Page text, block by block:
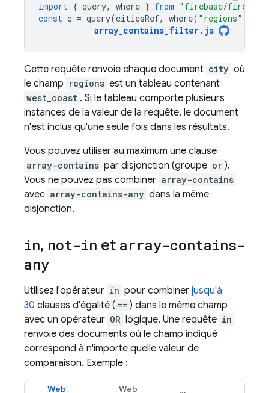
import { query, where } from "firebase/
const q = query(citiesRef, where( "regions" ,
array_contains_filter. js
Cette requête renvoie chaque document city où
le champ regions est un tableau contenant
west_coast . Si le tableau comporte plusieurs
instances de la valeur de la requête, le document
n'est inclus qu'une seule fois dans les résultats.
Vous pouvez utiliser au maximum une clause
array-contains par disjonction (groupe or ).
Vous ne pouvez pas combiner array-contains
avec array-contains-any dans la même
disjonction.
in, not-in et array-contains-
any
Utilisez l'opérateur in pour combiner jusqu'à
30 clauses d'égalité ( == ) dans le même champ
avec un opérateur OR logique. Une requête in
renvoie des documents où le champ indiqué
correspond à n'importe quelle valeur de
comparaison. Exemple :
Web Web